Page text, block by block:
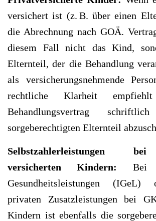
versichert ist (z. B. über einen
die Abrechnung nach GOÄ.
diesem Fall nicht das Kind,
Elternteil, der die Behandlung
als versicherungsnehmende
rechtliche Klarheit
Behandlungsvertrag
sorgeberechtigten Elternteil
Selbstzahlerleistungen
versicherten Kindern: Bei
Gesundheitsleistungen (IGeL)
privaten Zusatzleistungen bei
Kindern ist ebenfalls die